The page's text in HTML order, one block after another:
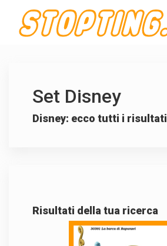
Set Disney
Disney: ecco tutti i risultati
Risultati della tua ricerca